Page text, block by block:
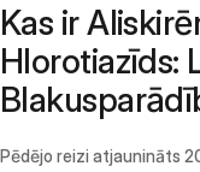
Kas ir
Hlorotiazīds:
Pēdējo reizi atjaunināts